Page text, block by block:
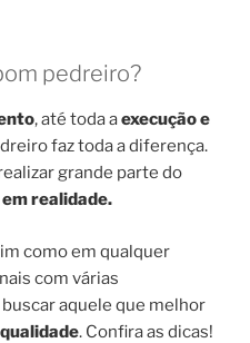
pedreiro?
, até toda aexecução e
faz toda a diferença.
grande parte do
realidade.
como em qualquer
com várias
aquele que melhor
. Confira as dicas!